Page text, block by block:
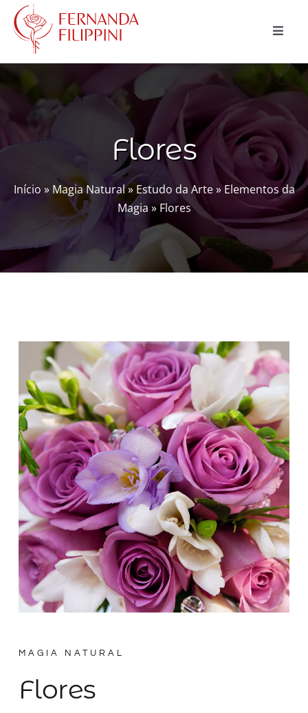
para
conteúdo
Toggle
CURSOS
CONSULTAS
MAGIA NATURAL
BLOG
LOJA
Buscar
resultados
Minha Conta
AGENDAMENTO
Flores
Início » Magia Natural» Estudo da Arte»Elementos da
Magia »Flores
MAGIA NATURAL
Flores